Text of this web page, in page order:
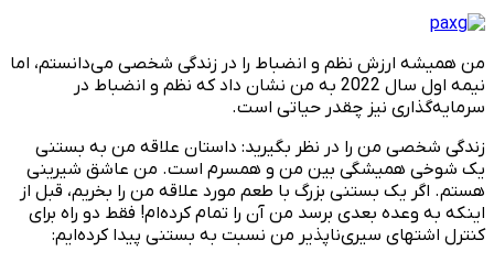
من همیشه ارزش نظم و انضباط را در زندگی شخصی می‌دانستم، اما
نیمه اول سال 2022 به من نشان داد که نظم و انضباط در
سرمایه‌گذاری نیز چقدر حیاتی است.
زندگی شخصی من را در نظر بگیرید: داستان علاقه من به بستنی
یک شوخی همیشگی بین من و همسرم است. من عاشق شیرینی
هستم. اگر یک بستنی بزرگ با طعم مورد علاقه من را بخریم، قبل از
اینکه به وعده بعدی برسد من آن را تمام کرده‌ام! فقط دو راه برای
کنترل اشتهای سیری‌ناپذیر من نسبت به بستنی پیدا کرده‌ایم: